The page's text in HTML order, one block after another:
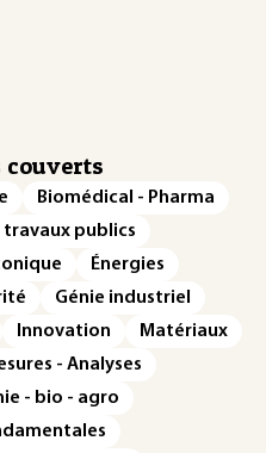
couverts
Biomédical - Pharma
publics
Énergies
Génie industriel
Innovation
Matériaux
- Analyses
- bio - agro